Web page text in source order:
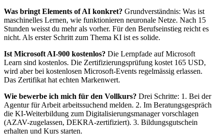
Was bringt Elements of AI konkret? Grundverständnis: Was ist
maschinelles Lernen, wie funktionieren neuronale Netze. Nach 15
Stunden weisst du mehr als vorher. Für den Berufseinstieg reicht es
nicht. Als erster Schritt zum Thema KI ist es solide.
Ist Microsoft AI-900 kostenlos? Die Lernpfade auf Microsoft
Learn sind kostenlos. Die Zertifizierungsprüfung kostet 165 USD,
wird aber bei kostenlosen Microsoft-Events regelmässig erlassen.
Das Zertifikat hat echten Markenwert.
Wie bewerbe ich mich für den Vollkurs? Drei Schritte: 1. Bei der
Agentur für Arbeit arbeitssuchend melden. 2. Im Beratungsgespräch
die KI-Weiterbildung zum Digitalisierungsmanager vorschlagen
(AZAV-zugelassen, DEKRA-zertifiziert). 3. Bildungsgutschein
erhalten und Kurs starten.